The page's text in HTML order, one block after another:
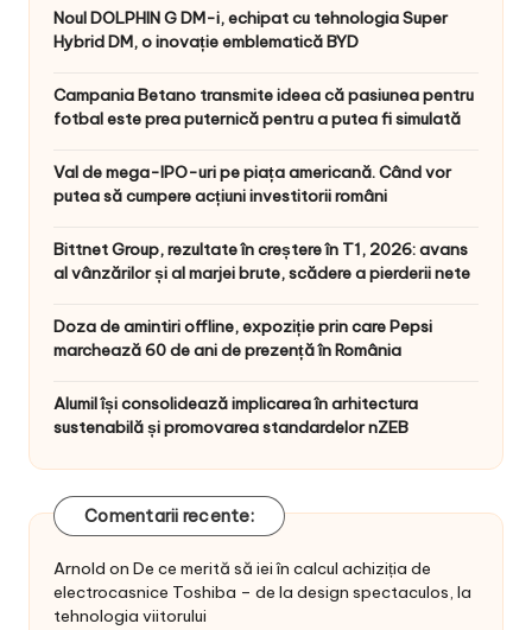
Noul DOLPHIN G DM-i, echipat cu tehnologia Super
Hybrid DM, o inovație emblematică BYD
Campania Betano transmite ideea că pasiunea pentru
fotbal este prea puternică pentru a putea fi simulată
Val de mega-IPO-uri pe piața americană. Când vor
putea să cumpere acțiuni investitorii români
Bittnet Group, rezultate în creștere în T1, 2026: avans
al vânzărilor și al marjei brute, scădere a pierderii nete
Doza de amintiri offline, expoziție prin care Pepsi
marchează 60 de ani de prezență în România
Alumil își consolidează implicarea în arhitectura
sustenabilă și promovarea standardelor nZEB
Comentarii recente:
Arnold on De ce merită să iei în calcul achiziția de
electrocasnice Toshiba – de la design spectaculos, la
tehnologia viitorului